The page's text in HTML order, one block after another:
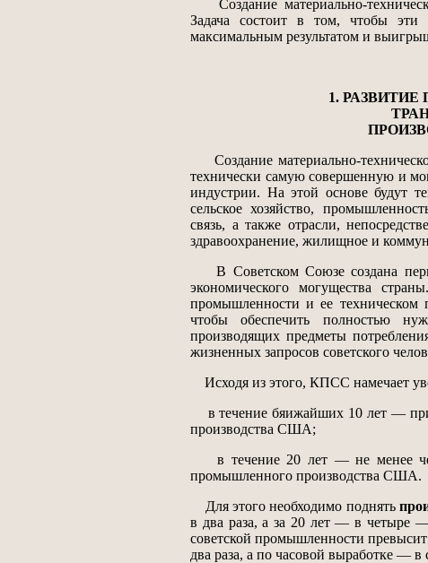
Создание материально-
Задача состоит в том, чтобы
максимальным результатом и
1.
Создание материально-
технически самую совершенную и
индустрии. На этой основе будут
сельское хозяйство,
связь, а также отрасли,
здравоохранение, жилищное и
В Советском Союзе создана
экономического могущества
промышленности и ее техническом
чтобы обеспечить полностью
производящих предметы
жизненных запросов советского
Исходя из этого, КПСС намечает
в течение бяижайших 10 лет —
производства США;
в течение 20 лет — не менее
промышленного производства США.
Для этого необходимо поднять
в два раза, а за 20 лет — в четыре —
советской промышленности
два раза, а по часовой выработке —